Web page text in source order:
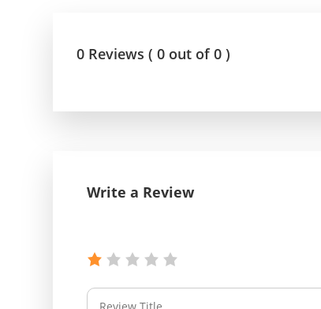
0 Reviews ( 0 out of 0 )
Write a Review